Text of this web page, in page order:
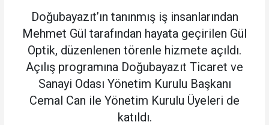
Doğubayazıt’ın tanınmış iş insanlarından
Mehmet Gül tarafından hayata geçirilen Gül
Optik, düzenlenen törenle hizmete açıldı.
Açılış programına Doğubayazıt Ticaret ve
Sanayi Odası Yönetim Kurulu Başkanı
Cemal Can ile Yönetim Kurulu Üyeleri de
katıldı.